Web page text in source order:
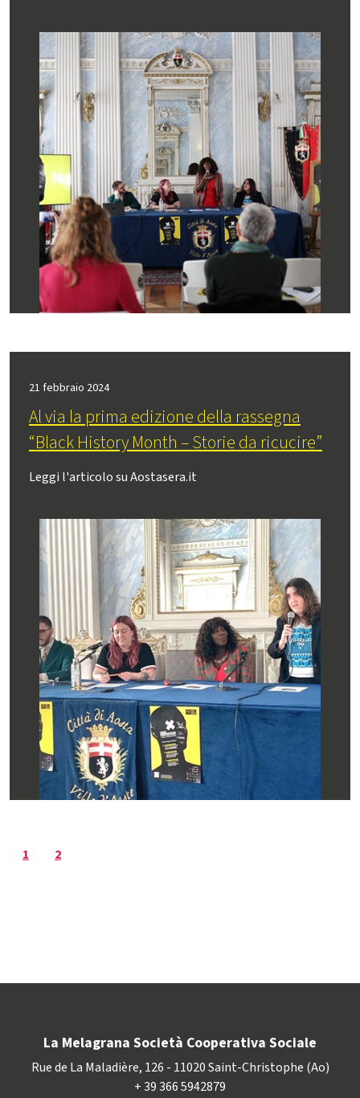
21 febbraio 2024
Al via la prima edizione della rassegna
“Black History Month – Storie da ricucire”
Leggi l'articolo su Aostasera.it
1 2
La Melagrana Società Cooperativa Sociale
Rue de La Maladière, 126 - 11020 Saint-Christophe (Ao)
+ 39 366 5942879